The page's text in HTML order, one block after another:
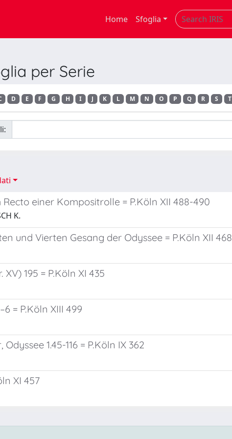
Home Sfoglia
per Serie
D E F G H I J K L M N O P Q R S T
einer Kompositrolle = P.Köln XII 488-490
K.
und Vierten Gesang der Odyssee = P.Köln XII 468
195 = P.Köln XI 435
= P.Köln XIII 499
1.45-116 = P.Köln IX 362
XI 457